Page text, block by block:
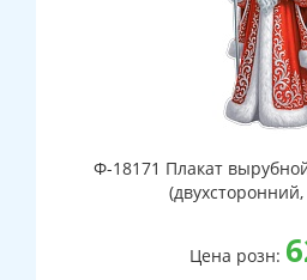
Ф-18171 Плакат
Цена розн: